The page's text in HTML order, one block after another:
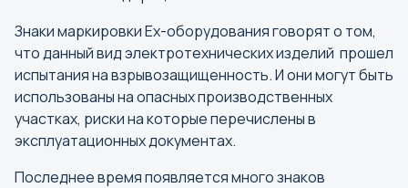
Знаки маркировки Ех-оборудования говорят о том,
что данный вид электротехнических изделий прошел
испытания на взрывозащищенность. И они могут быть
использованы на опасных производственных
участках, риски на которые перечислены в
эксплуатационных документах.
Последнее время появляется много знаков
Выбор города